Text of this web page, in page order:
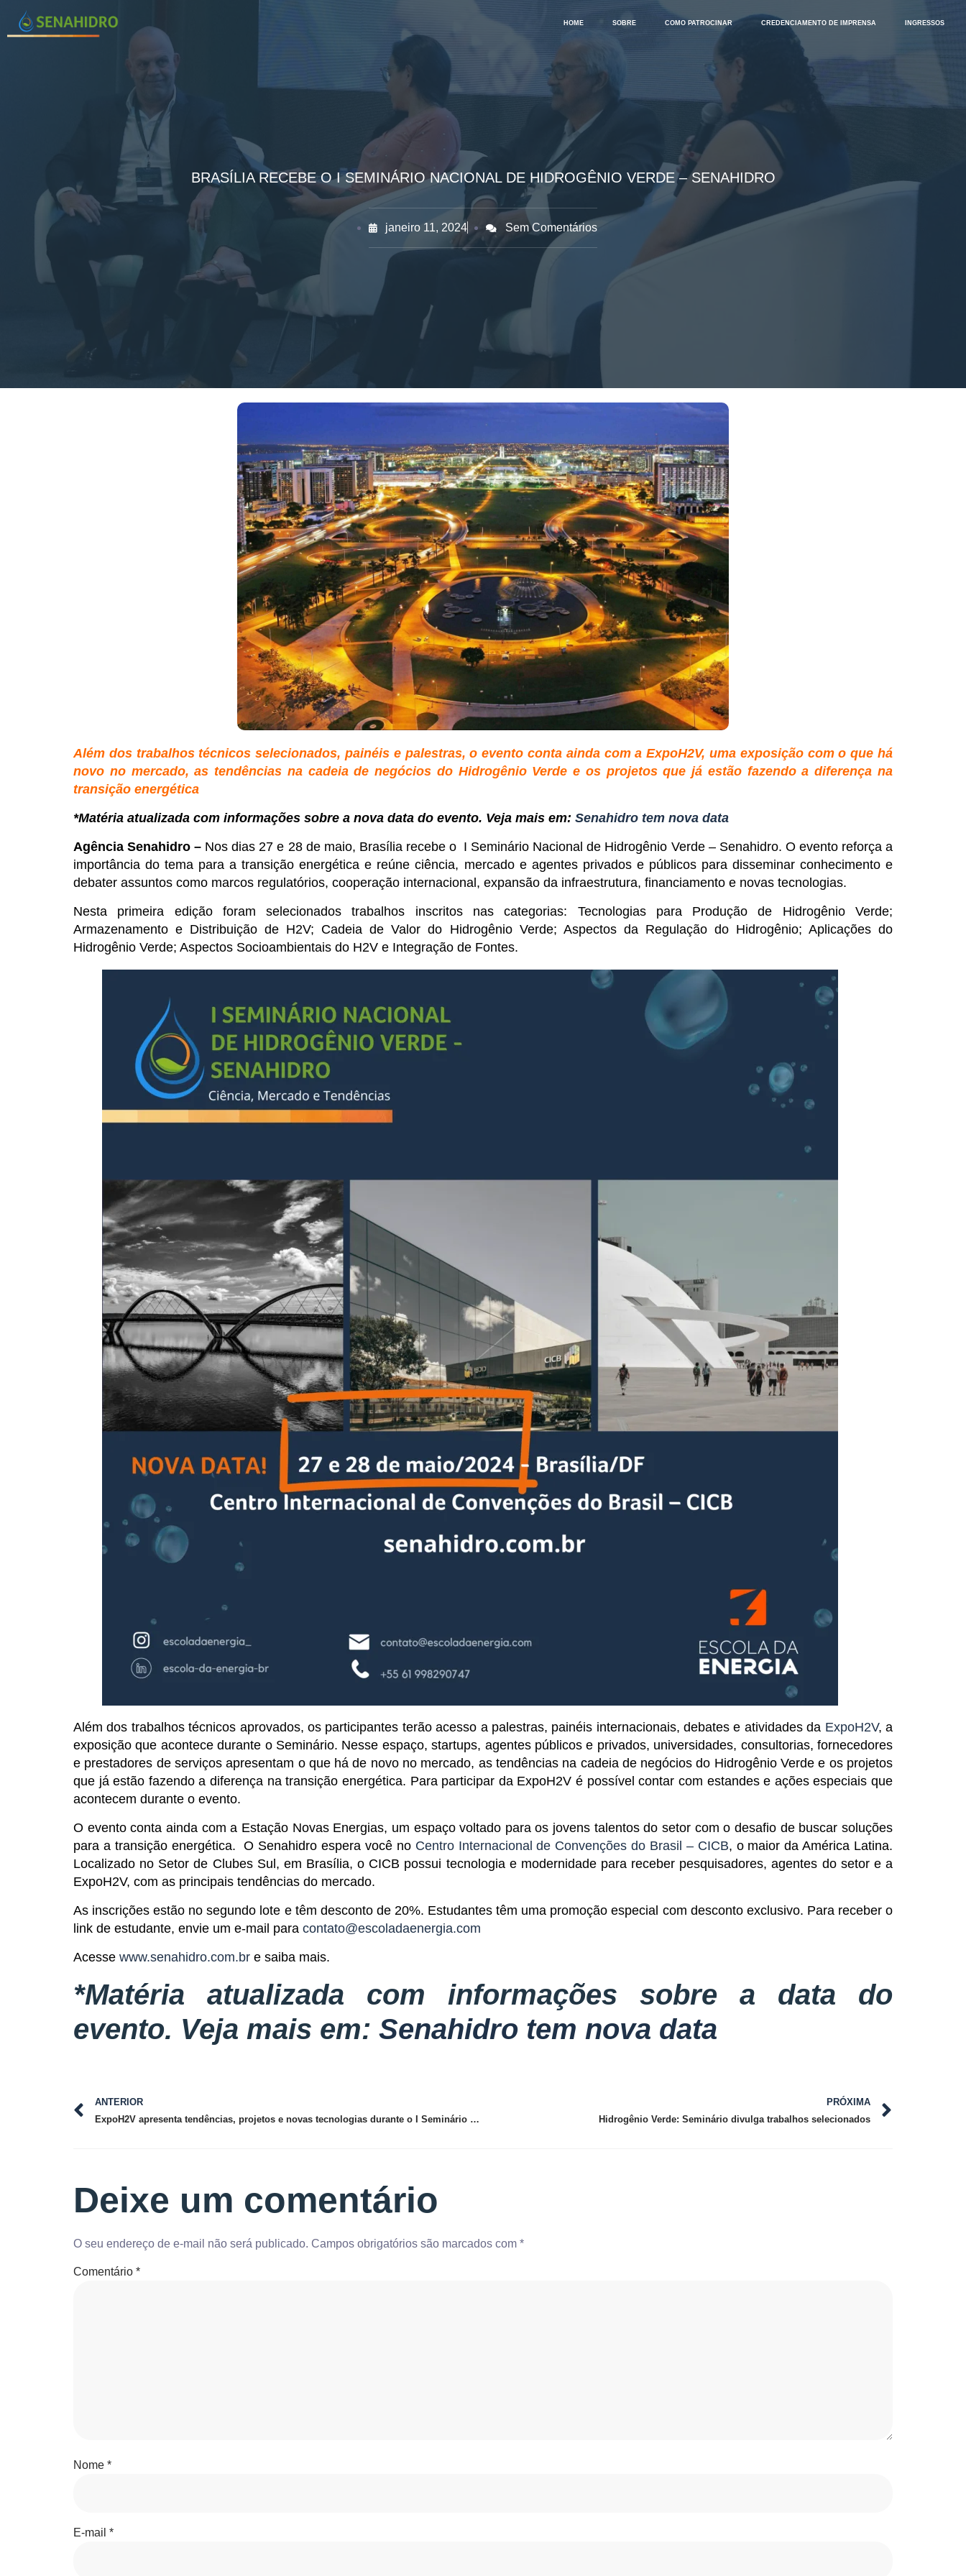
HOME SOBRE COMO PATROCINAR CREDENCIAMENTO DE IMPRENSA INGRESSOS
BRASÍLIA RECEBE O I SEMINÁRIO NACIONAL DE HIDROGÊNIO VERDE – SENAHIDRO
janeiro 11, 2024 Sem Comentários
Além dos trabalhos técnicos selecionados, painéis e palestras, o evento conta ainda com a ExpoH2V, uma exposição com o que há
novo no mercado, as tendências na cadeia de negócios do Hidrogênio Verde e os projetos que já estão fazendo a diferença na
transição energética
*Matéria atualizada com informações sobre a nova data do evento. Veja mais em: Senahidro tem nova data
Agência Senahidro – Nos dias 27 e 28 de maio, Brasília recebe o I Seminário Nacional de Hidrogênio Verde – Senahidro. O evento reforça a
importância do tema para a transição energética e reúne ciência, mercado e agentes privados e públicos para disseminar conhecimento e
debater assuntos como marcos regulatórios, cooperação internacional, expansão da infraestrutura, financiamento e novas tecnologias.
Nesta primeira edição foram selecionados trabalhos inscritos nas categorias: Tecnologias para Produção de Hidrogênio Verde;
Armazenamento e Distribuição de H2V; Cadeia de Valor do Hidrogênio Verde; Aspectos da Regulação do Hidrogênio; Aplicações do
Hidrogênio Verde; Aspectos Socioambientais do H2V e Integração de Fontes.
Além dos trabalhos técnicos aprovados, os participantes terão acesso a palestras, painéis internacionais, debates e atividades da ExpoH2V, a
exposição que acontece durante o Seminário. Nesse espaço, startups, agentes públicos e privados, universidades, consultorias, fornecedores
e prestadores de serviços apresentam o que há de novo no mercado, as tendências na cadeia de negócios do Hidrogênio Verde e os projetos
que já estão fazendo a diferença na transição energética. Para participar da ExpoH2V é possível contar com estandes e ações especiais que
acontecem durante o evento.
O evento conta ainda com a Estação Novas Energias, um espaço voltado para os jovens talentos do setor com o desafio de buscar soluções
para a transição energética. O Senahidro espera você no Centro Internacional de Convenções do Brasil – CICB, o maior da América Latina.
Localizado no Setor de Clubes Sul, em Brasília, o CICB possui tecnologia e modernidade para receber pesquisadores, agentes do setor e a
ExpoH2V, com as principais tendências do mercado.
As inscrições estão no segundo lote e têm desconto de 20%. Estudantes têm uma promoção especial com desconto exclusivo. Para receber o
link de estudante, envie um e-mail para contato@escoladaenergia.com
Acesse www.senahidro.com.br e saiba mais.
*Matéria atualizada com informações sobre a data do
evento. Veja mais em: Senahidro tem nova data
ANTERIOR
ExpoH2V apresenta tendências, projetos e novas tecnologias durante o I Seminário Nacional de Hidrogênio Verde
PRÓXIMA
Hidrogênio Verde: Seminário divulga trabalhos selecionados
Deixe um comentário
O seu endereço de e-mail não será publicado. Campos obrigatórios são marcados com *
Comentário *
Nome *
E-mail *